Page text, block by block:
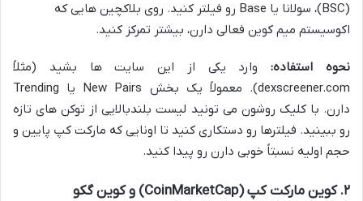
(BSC)، سولانا یا Base رو فیلتر کنید. روی بلاکچین هایی که
اکوسیستم میم کوین فعالی دارن، بیشتر تمرکز کنید.
نحوه استفاده:وارد یکی از این سایت ها بشید (مثلاً
dexscreener.com). معمولاً یک بخش New Pairs یا Trending
دارن. با کلیک روشون می تونید لیست بلندبالایی از توکن های تازه
رو ببینید. فیلترها رو دستکاری کنید تا اونایی که مارکت کپ پایین و
حجم اولیه نسبتاً خوبی دارن رو پیدا کنید.
۲. کوین مارکت کپ (CoinMarketCap) و کوین گکو